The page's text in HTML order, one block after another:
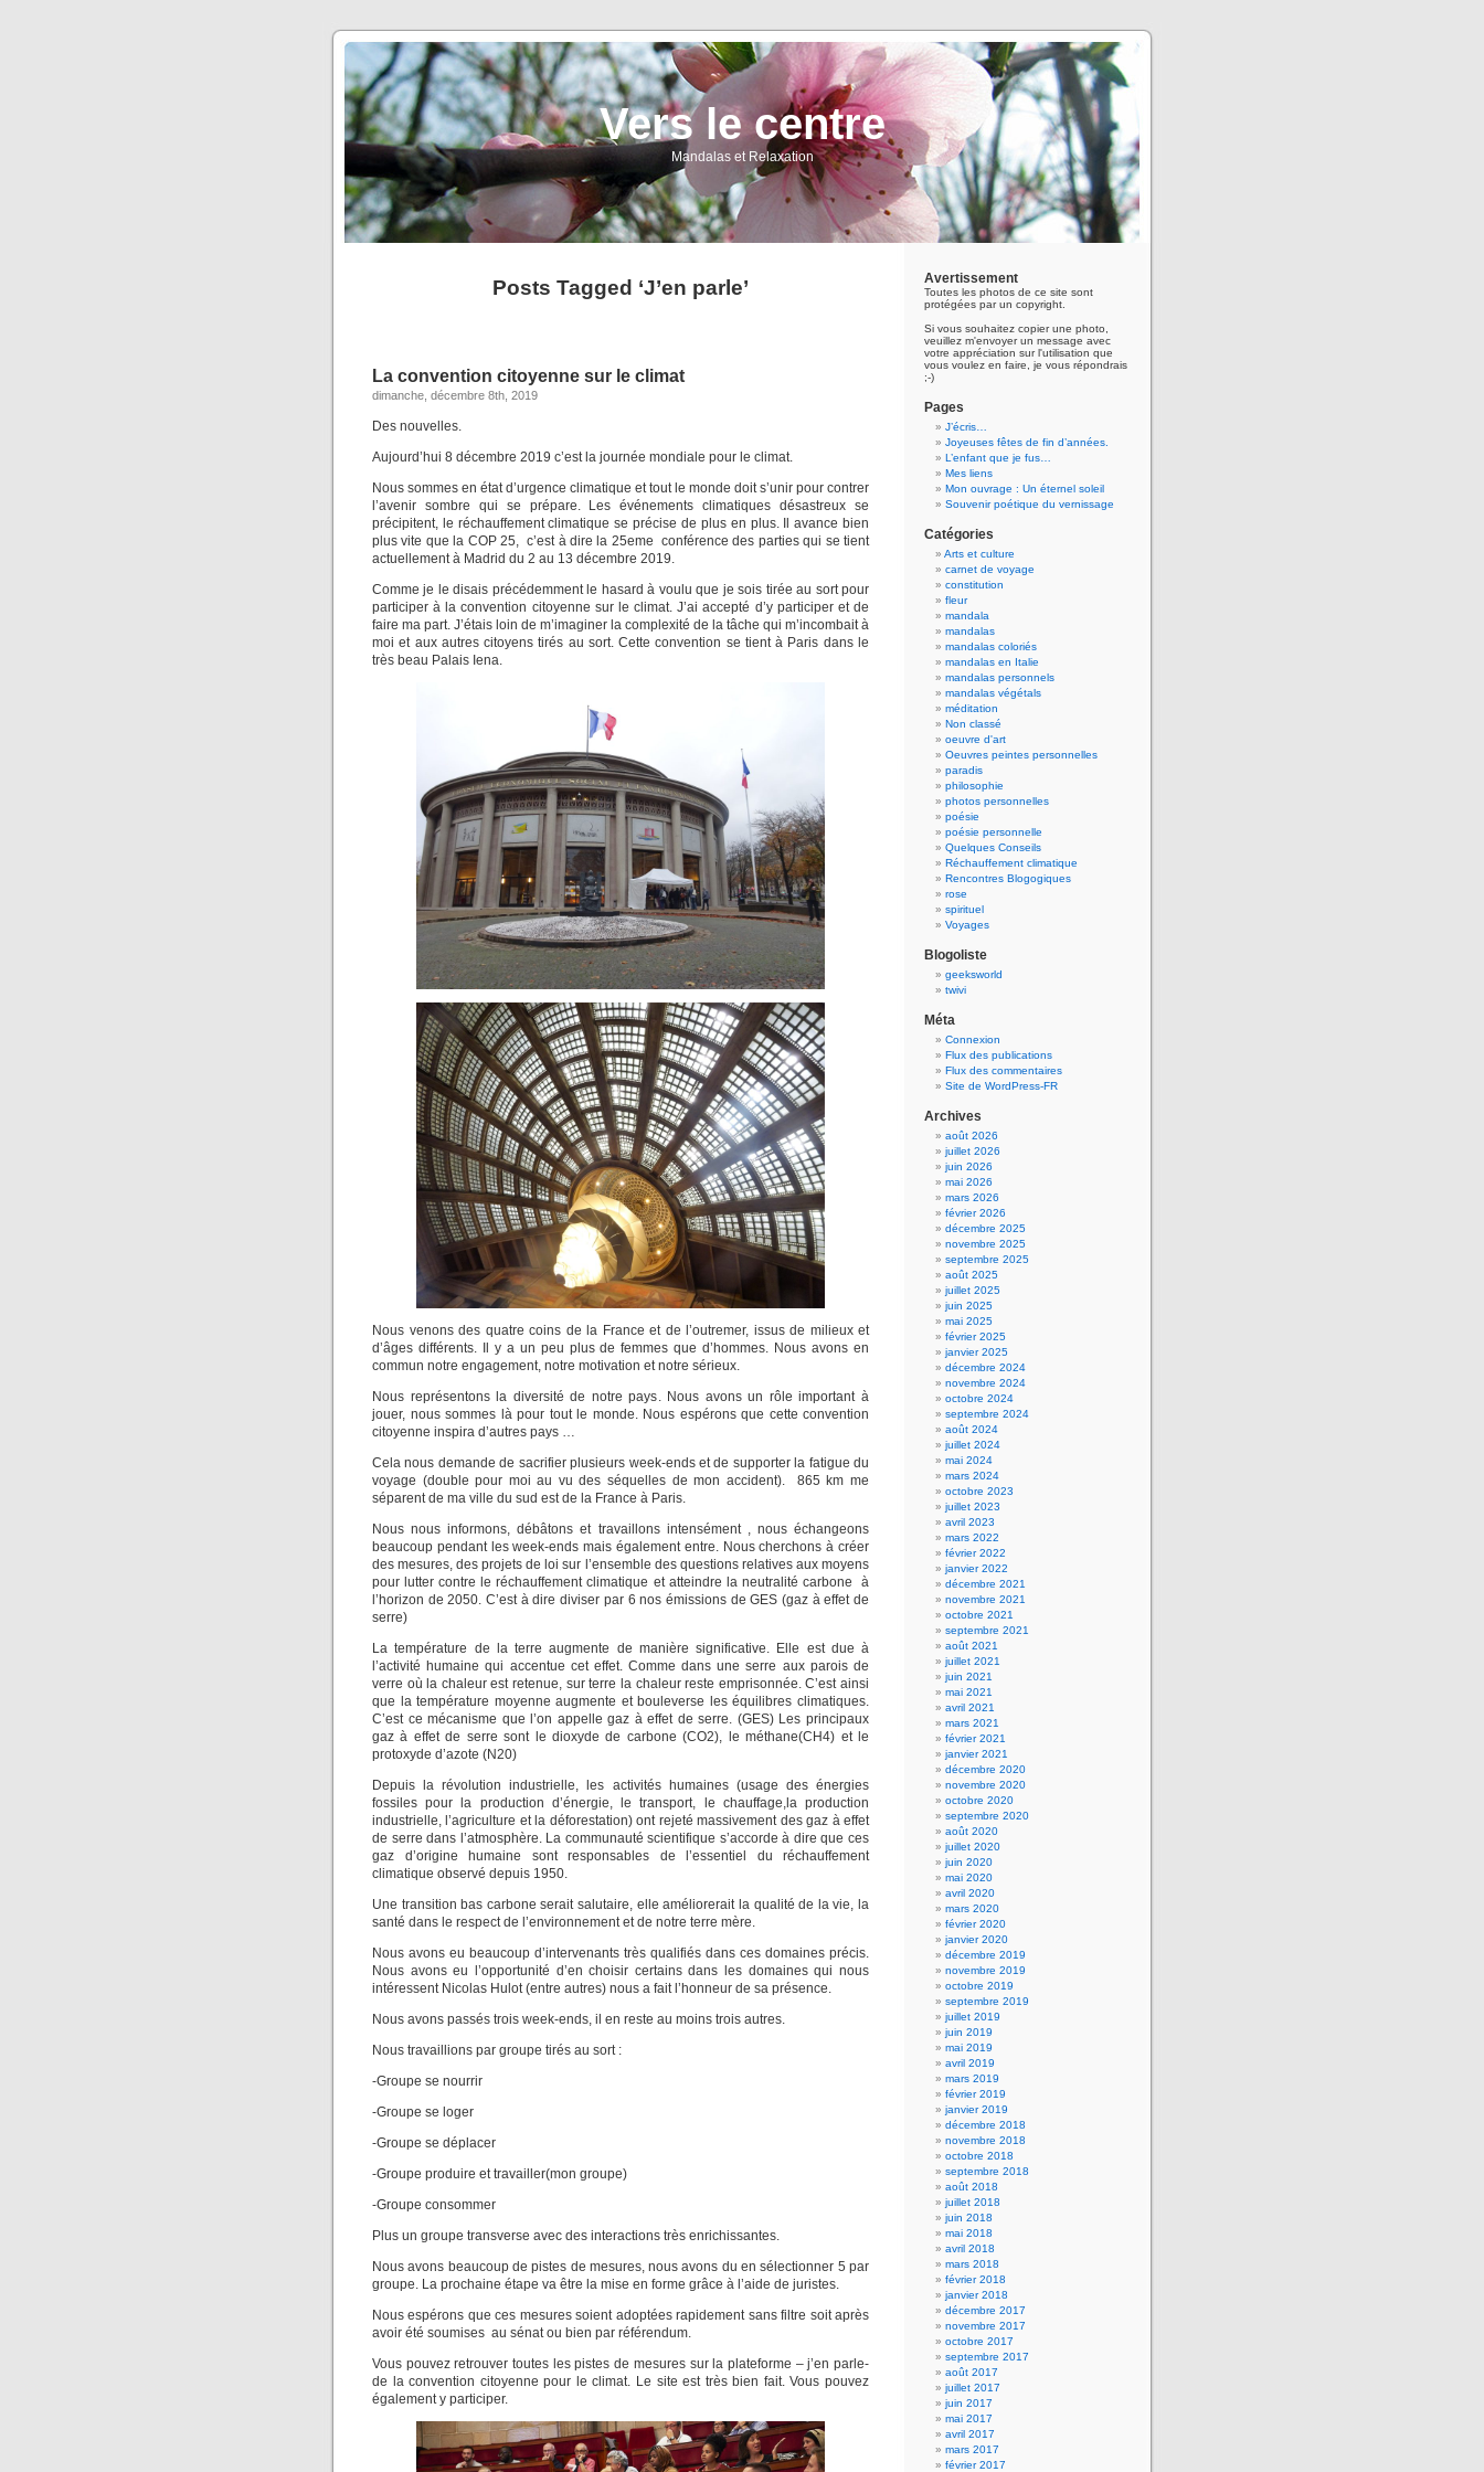
Vers le centre
Mandalas et Relaxation
Posts Tagged ‘J’en parle’
La convention citoyenne sur le climat
dimanche, décembre 8th, 2019
Des nouvelles.
Aujourd’hui 8 décembre 2019 c’est la journée mondiale pour le climat.
Nous sommes en état d’urgence climatique et tout le monde doit s’unir pour contrer
l’avenir sombre qui se prépare. Les événements climatiques désastreux se
précipitent, le réchauffement climatique se précise de plus en plus. Il avance bien
plus vite que la COP 25, c’est à dire la 25eme conférence des parties qui se tient
actuellement à Madrid du 2 au 13 décembre 2019.
Comme je le disais précédemment le hasard à voulu que je sois tirée au sort pour
participer à la convention citoyenne sur le climat. J’ai accepté d’y participer et de
faire ma part. J’étais loin de m’imaginer la complexité de la tâche qui m’incombait à
moi et aux autres citoyens tirés au sort. Cette convention se tient à Paris dans le
très beau Palais Iena.
Nous venons des quatre coins de la France et de l’outremer, issus de milieux et
d’âges différents. Il y a un peu plus de femmes que d’hommes. Nous avons en
commun notre engagement, notre motivation et notre sérieux.
Nous représentons la diversité de notre pays. Nous avons un rôle important à
jouer, nous sommes là pour tout le monde. Nous espérons que cette convention
citoyenne inspira d’autres pays …
Cela nous demande de sacrifier plusieurs week-ends et de supporter la fatigue du
voyage (double pour moi au vu des séquelles de mon accident). 865 km me
séparent de ma ville du sud est de la France à Paris.
Nous nous informons, débâtons et travaillons intensément , nous échangeons
beaucoup pendant les week-ends mais également entre. Nous cherchons à créer
des mesures, des projets de loi sur l’ensemble des questions relatives aux moyens
pour lutter contre le réchauffement climatique et atteindre la neutralité carbone à
l’horizon de 2050. C’est à dire diviser par 6 nos émissions de GES (gaz à effet de
serre)
La température de la terre augmente de manière significative. Elle est due à
l’activité humaine qui accentue cet effet. Comme dans une serre aux parois de
verre où la chaleur est retenue, sur terre la chaleur reste emprisonnée. C’est ainsi
que la température moyenne augmente et bouleverse les équilibres climatiques.
C’est ce mécanisme que l’on appelle gaz à effet de serre. (GES) Les principaux
gaz à effet de serre sont le dioxyde de carbone (CO2), le méthane(CH4) et le
protoxyde d’azote (N20)
Depuis la révolution industrielle, les activités humaines (usage des énergies
fossiles pour la production d’énergie, le transport, le chauffage,la production
industrielle, l’agriculture et la déforestation) ont rejeté massivement des gaz à effet
de serre dans l’atmosphère. La communauté scientifique s’accorde à dire que ces
gaz d’origine humaine sont responsables de l’essentiel du réchauffement
climatique observé depuis 1950.
Une transition bas carbone serait salutaire, elle améliorerait la qualité de la vie, la
santé dans le respect de l’environnement et de notre terre mère.
Nous avons eu beaucoup d’intervenants très qualifiés dans ces domaines précis.
Nous avons eu l’opportunité d’en choisir certains dans les domaines qui nous
intéressent Nicolas Hulot (entre autres) nous a fait l’honneur de sa présence.
Nous avons passés trois week-ends, il en reste au moins trois autres.
Nous travaillions par groupe tirés au sort :
-Groupe se nourrir
-Groupe se loger
-Groupe se déplacer
-Groupe produire et travailler(mon groupe)
-Groupe consommer
Plus un groupe transverse avec des interactions très enrichissantes.
Nous avons beaucoup de pistes de mesures, nous avons du en sélectionner 5 par
groupe. La prochaine étape va être la mise en forme grâce à l’aide de juristes.
Nous espérons que ces mesures soient adoptées rapidement sans filtre soit après
avoir été soumises au sénat ou bien par référendum.
Vous pouvez retrouver toutes les pistes de mesures sur la plateforme – j’en parle-
de la convention citoyenne pour le climat. Le site est très bien fait. Vous pouvez
également y participer.
Avertissement
Toutes les photos de ce site sont
protégées par un copyright.
Si vous souhaitez copier une photo,
veuillez m'envoyer un message avec
votre appréciation sur l'utilisation que
vous voulez en faire, je vous répondrais
;-)
Pages
J’écris…
Joyeuses fêtes de fin d’années.
L’enfant que je fus…
Mes liens
Mon ouvrage : Un éternel soleil
Souvenir poétique du vernissage
Catégories
Arts et culture
carnet de voyage
constitution
fleur
mandala
mandalas
mandalas coloriés
mandalas en Italie
mandalas personnels
mandalas végétals
méditation
Non classé
oeuvre d'art
Oeuvres peintes personnelles
paradis
philosophie
photos personnelles
poésie
poésie personnelle
Quelques Conseils
Réchauffement climatique
Rencontres Blogogiques
rose
spirituel
Voyages
Blogoliste
geeksworld
twivi
Méta
Connexion
Flux des publications
Flux des commentaires
Site de WordPress-FR
Archives
août 2026
juillet 2026
juin 2026
mai 2026
mars 2026
février 2026
décembre 2025
novembre 2025
septembre 2025
août 2025
juillet 2025
juin 2025
mai 2025
février 2025
janvier 2025
décembre 2024
novembre 2024
octobre 2024
septembre 2024
août 2024
juillet 2024
mai 2024
mars 2024
octobre 2023
juillet 2023
avril 2023
mars 2022
février 2022
janvier 2022
décembre 2021
novembre 2021
octobre 2021
septembre 2021
août 2021
juillet 2021
juin 2021
mai 2021
avril 2021
mars 2021
février 2021
janvier 2021
décembre 2020
novembre 2020
octobre 2020
septembre 2020
août 2020
juillet 2020
juin 2020
mai 2020
avril 2020
mars 2020
février 2020
janvier 2020
décembre 2019
novembre 2019
octobre 2019
septembre 2019
juillet 2019
juin 2019
mai 2019
avril 2019
mars 2019
février 2019
janvier 2019
décembre 2018
novembre 2018
octobre 2018
septembre 2018
août 2018
juillet 2018
juin 2018
mai 2018
avril 2018
mars 2018
février 2018
janvier 2018
décembre 2017
novembre 2017
octobre 2017
septembre 2017
août 2017
juillet 2017
juin 2017
mai 2017
avril 2017
mars 2017
février 2017